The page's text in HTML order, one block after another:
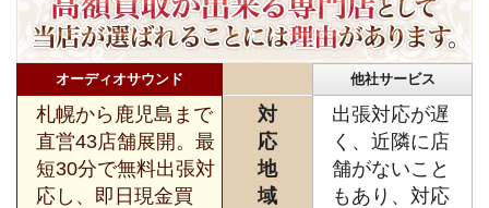
オーディオサウンド 他社サービス
札幌から鹿児島まで
直営43店舗展開。最
短30分で無料出張対
応し、即日現金買
対
応
地
域
出張対応が遅
く、近隣に店
舗がないこと
もあり、対応